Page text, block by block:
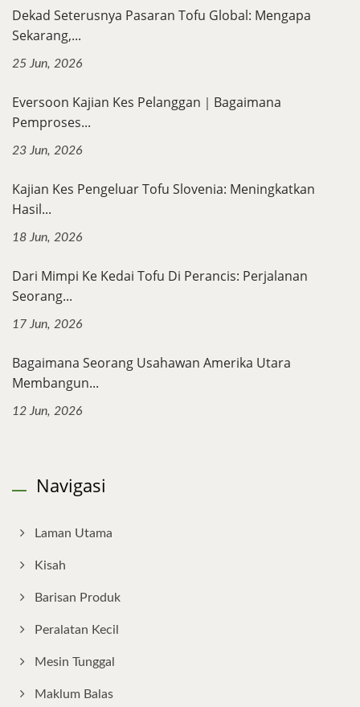
Dekad Seterusnya Pasaran Tofu Global: Mengapa
Sekarang,...
25 Jun, 2026
Eversoon Kajian Kes Pelanggan｜Bagaimana
Pemproses...
23 Jun, 2026
Kajian Kes Pengeluar Tofu Slovenia: Meningkatkan
Hasil...
18 Jun, 2026
Dari Mimpi Ke Kedai Tofu Di Perancis: Perjalanan
Seorang...
17 Jun, 2026
Bagaimana Seorang Usahawan Amerika Utara
Membangun...
12 Jun, 2026
Navigasi
Laman Utama
Kisah
Barisan Produk
Peralatan Kecil
Mesin Tunggal
Maklum Balas